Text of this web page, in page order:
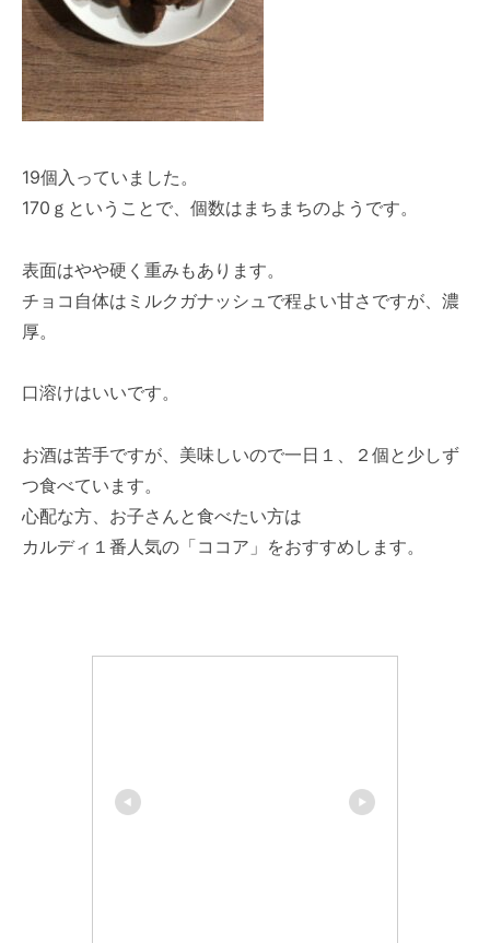
19個入っていました。
170ｇということで、個数はまちまちのようです。
表面はやや硬く重みもあります。
チョコ自体はミルクガナッシュで程よい甘さですが、濃
厚。
口溶けはいいです。
お酒は苦手ですが、美味しいので一日１、２個と少しず
つ食べています。
心配な方、お子さんと食べたい方は
カルディ１番人気の「ココア」をおすすめします。